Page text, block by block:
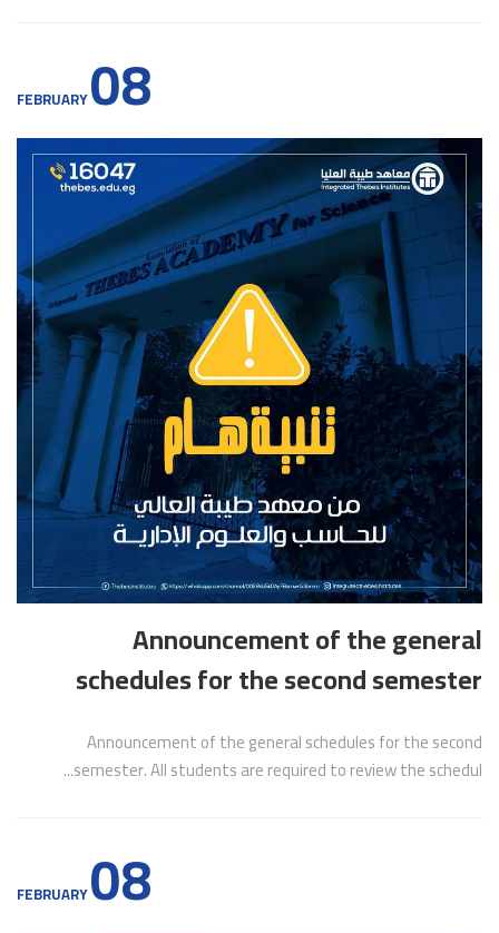
08
FEBRUARY
Announcement of the general
schedules for the second semester
Announcement of the general schedules for the second
semester. All students are required to review the schedul...
08
FEBRUARY